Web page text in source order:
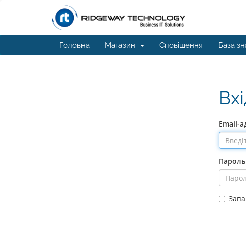
Головна Магазин Сповіщення База
Email-
Пароль